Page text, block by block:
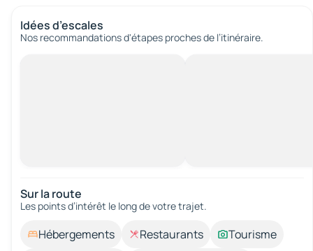
Idées d’escales
Nos recommandations d'étapes proches de l’itinéraire.
Sur la route
Les points d’intérêt le long de votre trajet.
Hébergements Restaurants
Tourisme